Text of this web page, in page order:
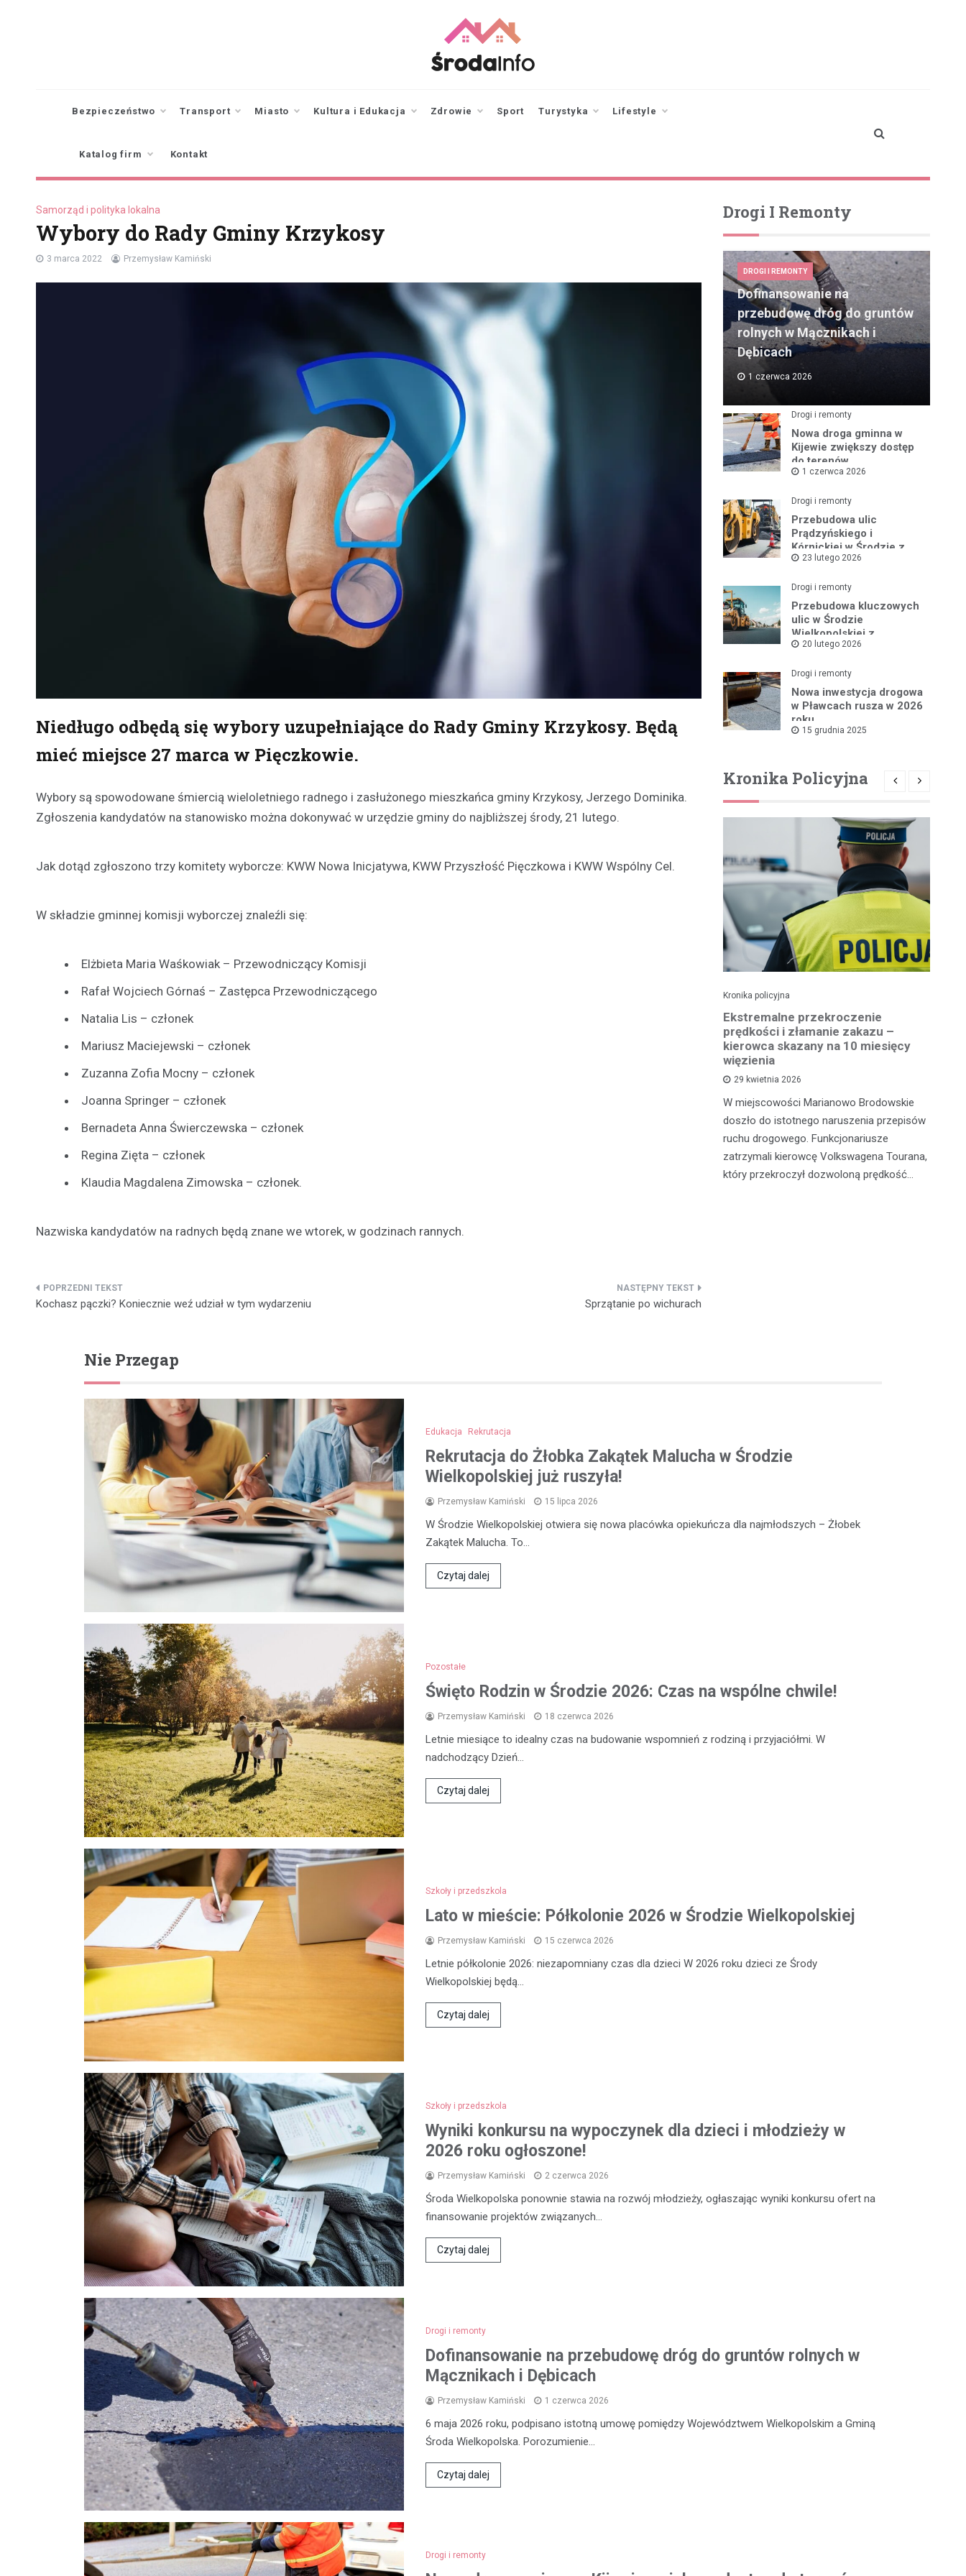
Wielkopolskiej
Bezpieczeństwo Transport Miasto Kultura i Edukacja Zdrowie Sport Turystyka Lifestyle
Katalog firm Kontakt
Samorząd i polityka lokalna
Wybory do Rady Gminy Krzykosy
3 marca 2022 Przemysław Kamiński
Niedługo odbędą się wybory uzupełniające do Rady Gminy Krzykosy. Będą
mieć miejsce 27 marca w Pięczkowie.
Wybory są spowodowane śmiercią wieloletniego radnego i zasłużonego mieszkańca gminy Krzykosy, Jerzego Dominika.
Zgłoszenia kandydatów na stanowisko można dokonywać w urzędzie gminy do najbliższej środy, 21 lutego.
Jak dotąd zgłoszono trzy komitety wyborcze: KWW Nowa Inicjatywa, KWW Przyszłość Pięczkowa i KWW Wspólny Cel.
W składzie gminnej komisji wyborczej znaleźli się:
Elżbieta Maria Waśkowiak – Przewodniczący Komisji
Rafał Wojciech Górnaś – Zastępca Przewodniczącego
Natalia Lis – członek
Mariusz Maciejewski – członek
Zuzanna Zofia Mocny – członek
Joanna Springer – członek
Bernadeta Anna Świerczewska – członek
Regina Zięta – członek
Klaudia Magdalena Zimowska – członek.
Nazwiska kandydatów na radnych będą znane we wtorek, w godzinach rannych.
Nawigacja
Kochasz pączki? Koniecznie weź udział w tym wydarzeniu Sprzątanie po wichurach
Drogi I Remonty
DROGI I REMONTY
Dofinansowanie na
przebudowę dróg do gruntów
rolnych w Mącznikach i
Dębicach
1 czerwca 2026
Drogi i remonty
Nowa droga gminna w
Kijewie zwiększy dostęp
do terenów
inwestycyjnych
1 czerwca 2026
Drogi i remonty
Przebudowa ulic
Prądzyńskiego i
Kórnickiej w Środzie z
rządowym wsparciem
23 lutego 2026
Drogi i remonty
Przebudowa kluczowych
ulic w Środzie
Wielkopolskiej z
rządowym wsparciem
20 lutego 2026
Drogi i remonty
Nowa inwestycja drogowa
w Pławcach rusza w 2026
roku
15 grudnia 2025
Kronika Policyjna
Kronika policyjna
Ekstremalne przekroczenie
prędkości i złamanie zakazu –
kierowca skazany na 10 miesięcy
więzienia
29 kwietnia 2026
W miejscowości Marianowo Brodowskie
doszło do istotnego naruszenia przepisów
ruchu drogowego. Funkcjonariusze
zatrzymali kierowcę Volkswagena Tourana,
który przekroczył dozwoloną prędkość…
Nie Przegap
Edukacja Rekrutacja
Rekrutacja do Żłobka Zakątek Malucha w Środzie
Wielkopolskiej już ruszyła!
Przemysław Kamiński 15 lipca 2026
W Środzie Wielkopolskiej otwiera się nowa placówka opiekuńcza dla najmłodszych – Żłobek
Zakątek Malucha. To…
Czytaj dalej
Pozostałe
Święto Rodzin w Środzie 2026: Czas na wspólne chwile!
Przemysław Kamiński 18 czerwca 2026
Letnie miesiące to idealny czas na budowanie wspomnień z rodziną i przyjaciółmi. W
nadchodzący Dzień…
Czytaj dalej
Szkoły i przedszkola
Lato w mieście: Półkolonie 2026 w Środzie Wielkopolskiej
Przemysław Kamiński 15 czerwca 2026
Letnie półkolonie 2026: niezapomniany czas dla dzieci W 2026 roku dzieci ze Środy
Wielkopolskiej będą…
Czytaj dalej
Szkoły i przedszkola
Wyniki konkursu na wypoczynek dla dzieci i młodzieży w
2026 roku ogłoszone!
Przemysław Kamiński 2 czerwca 2026
Środa Wielkopolska ponownie stawia na rozwój młodzieży, ogłaszając wyniki konkursu ofert na
finansowanie projektów związanych…
Czytaj dalej
Drogi i remonty
Dofinansowanie na przebudowę dróg do gruntów rolnych w
Mącznikach i Dębicach
Przemysław Kamiński 1 czerwca 2026
6 maja 2026 roku, podpisano istotną umowę pomiędzy Województwem Wielkopolskim a Gminą
Środa Wielkopolska. Porozumienie…
Czytaj dalej
Drogi i remonty